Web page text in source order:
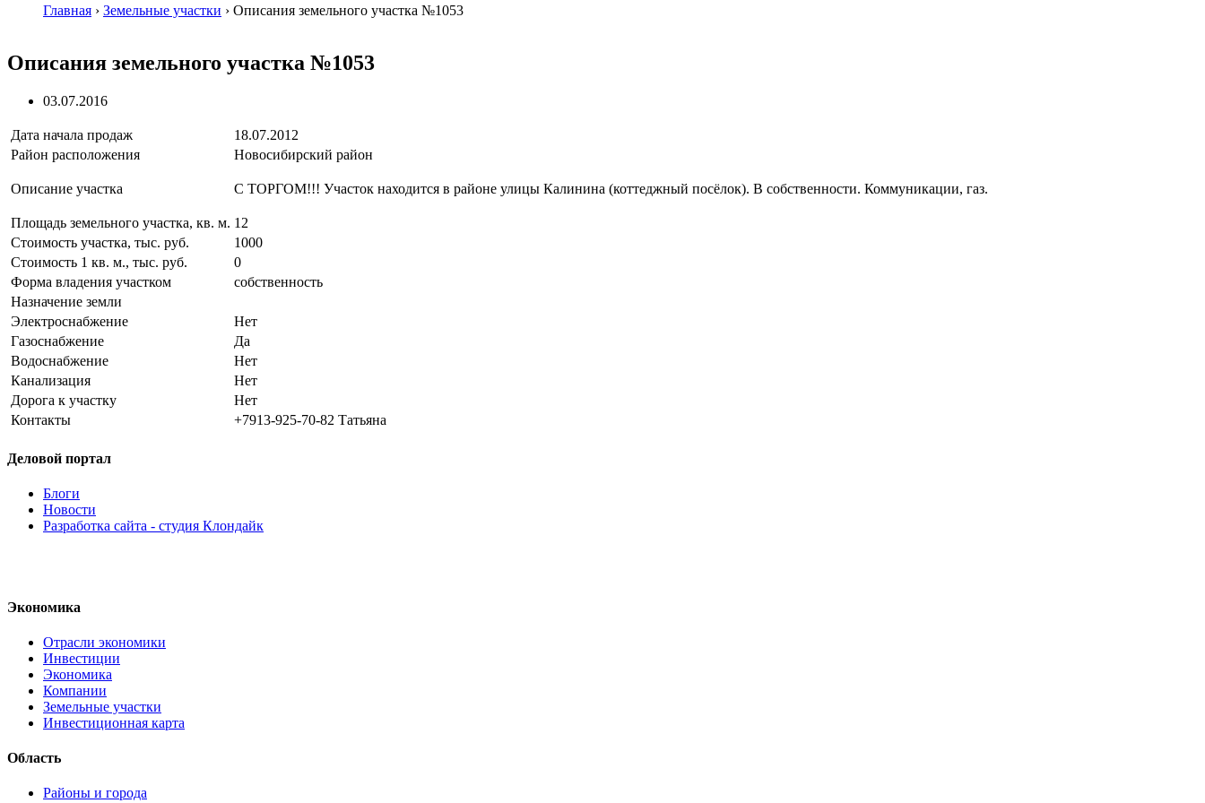
Главная › Земельные участки › Описания земельного участка №1053
Описания земельного участка №1053
03.07.2016
Дата начала продаж
18.07.2012
Район расположения
Новосибирский район
Описание участка С ТОРГОМ!!! Участок находится в районе улицы Калинина (коттеджный посёлок). В собственности. Коммуникации, газ.
Площадь земельного участка, кв. м. 12
Стоимость участка, тыс. руб.
1000
Стоимость 1 кв. м., тыс. руб.
0
Форма владения участком
собственность
Назначение земли
Электроснабжение
Нет
Газоснабжение
Да
Водоснабжение
Нет
Канализация
Нет
Дорога к участку
Нет
Контакты
+7913-925-70-82 Татьяна
Деловой портал
Блоги
Новости
Разработка сайта - студия Клондайк
Экономика
Отрасли экономики
Инвестиции
Экономика
Компании
Земельные участки
Инвестиционная карта
Область
Районы и города